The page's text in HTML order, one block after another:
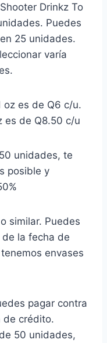
Drinkz To
Puedes
25 unidades.
varía
oz es de Q6 c/u.
es de Q8.50 c/u
unidades, te
posible y
similar. Puedes
la fecha de
envases
pagar contra
de crédito.
50 unidades,